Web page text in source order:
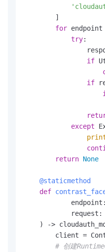
        ]
for endpoint
try:
if
if
except
return None
    @staticmethod
def
) ->
client =
# 创建